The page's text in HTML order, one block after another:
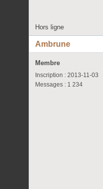
Hors ligne
Ambrune
Membre
Inscription : 2013-11-03
Messages : 1 234